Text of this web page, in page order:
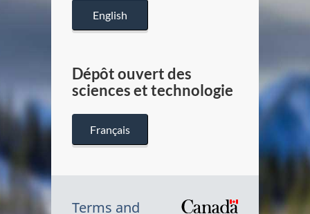
English
Dépôt ouvert des
sciences et technologie
Français
Terms and